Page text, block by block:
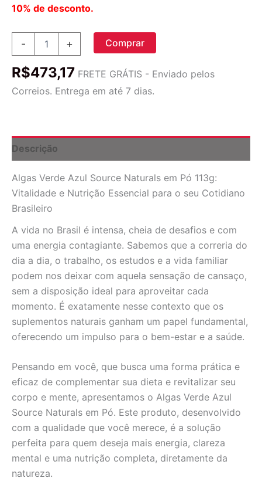
10% de desconto.
-
Source
em
Nutrição
para
o
Dia
quantidade
+ Comprar
R$473,17 FRETE GRÁTIS - Enviado pelos
Correios. Entrega em até 7 dias.
Descrição
Algas Verde Azul Source Naturals em Pó 113g:
Vitalidade e Nutrição Essencial para o seu Cotidiano
Brasileiro
A vida no Brasil é intensa, cheia de desafios e com
uma energia contagiante. Sabemos que a correria do
dia a dia, o trabalho, os estudos e a vida familiar
podem nos deixar com aquela sensação de cansaço,
sem a disposição ideal para aproveitar cada
momento. É exatamente nesse contexto que os
suplementos naturais ganham um papel fundamental,
oferecendo um impulso para o bem-estar e a saúde.
Pensando em você, que busca uma forma prática e
eficaz de complementar sua dieta e revitalizar seu
corpo e mente, apresentamos o Algas Verde Azul
Source Naturals em Pó. Este produto, desenvolvido
com a qualidade que você merece, é a solução
perfeita para quem deseja mais energia, clareza
mental e uma nutrição completa, diretamente da
natureza.